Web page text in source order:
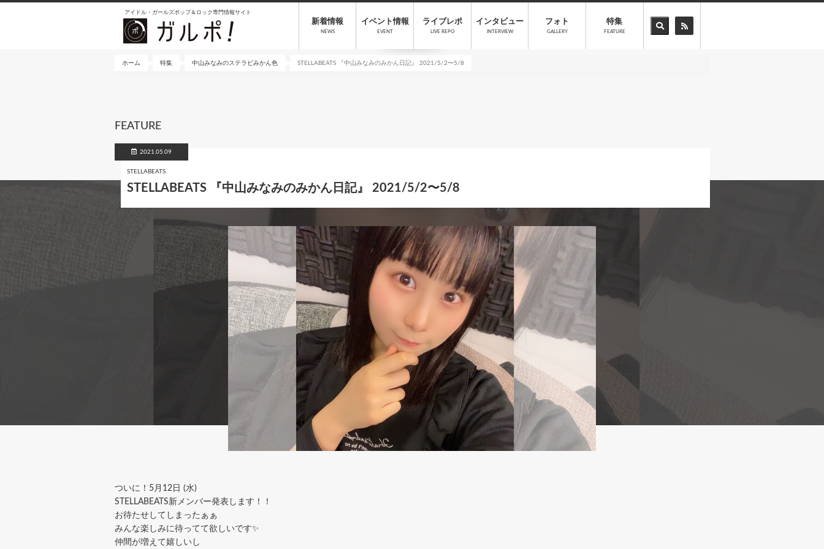
アイドル・ガールズポップ＆ロック専門情報サイト
新着情報
NEWS
イベント情報
EVENT
ライブレポ
LIVE REPO
インタビュー
INTERVIEW
フォト
GALLERY
特集
FEATURE
ホーム 特集 中山みなみのステラビみかん色 STELLABEATS 『中山みなみのみかん日記』 2021/5/2〜5/8
FEATURE
2021.05.09
STELLABEATS
STELLABEATS 『中山みなみのみかん日記』 2021/5/2〜5/8
ついに！5月12日 (水)
STELLABEATS新メンバー発表します！！
お待たせしてしまったぁぁ
みんな楽しみに待ってて欲しいです✨
仲間が増えて嬉しいし